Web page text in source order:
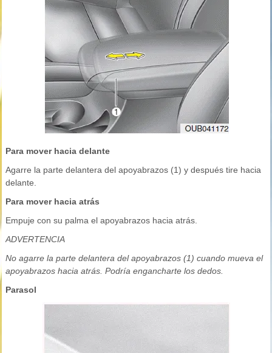
Para mover hacia delante
Agarre la parte delantera del apoyabrazos (1) y después tire hacia
delante.
Para mover hacia atrás
Empuje con su palma el apoyabrazos hacia atrás.
ADVERTENCIA
No agarre la parte delantera del apoyabrazos (1) cuando mueva el
apoyabrazos hacia atrás. Podría engancharte los dedos.
Parasol